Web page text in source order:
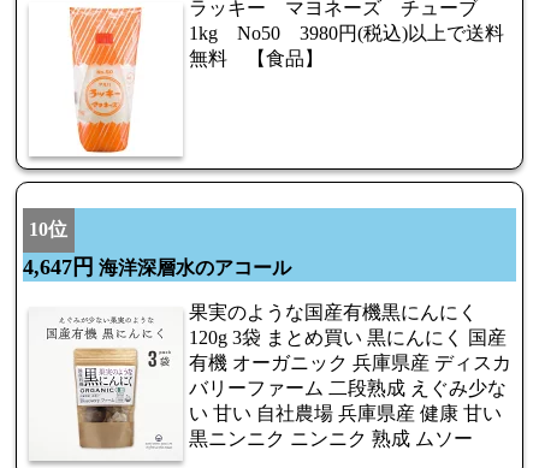
ラッキー マヨネーズ チューブ
1kg No50 3980円(税込)以上で送料
無料 【食品】
10位
4,647円 海洋深層水のアコール
果実のような国産有機黒にんにく
120g 3袋 まとめ買い 黒にんにく 国産
有機 オーガニック 兵庫県産 ディスカ
バリーファーム 二段熟成 えぐみ少な
い 甘い 自社農場 兵庫県産 健康 甘い
黒ニンニク ニンニク 熟成 ムソー